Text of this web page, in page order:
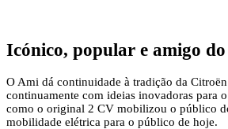
Icónico, popular e amigo
O Ami dá continuidade à tradição da
continuamente com ideias inovadoras para
como o original 2 CV mobilizou o público
mobilidade elétrica para o público de hoje.